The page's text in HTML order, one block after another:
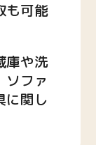
も可能
庫や洗
ソファ
に関し